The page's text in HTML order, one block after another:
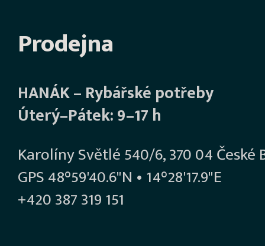
Prodejna
HANÁK – Rybářské potřeby
Úterý–Pátek: 9–17 h
Karolíny Světlé 540/6, 370 04 České
GPS 48°59'40.6"N • 14°28'17.9"E
+420 387 319 151